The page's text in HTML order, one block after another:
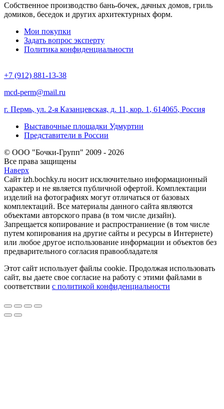
Собственное производство бань-бочек, дачных домов, гриль
домиков, беседок и других архитектурных форм.
Мои покупки
Задать вопрос эксперту
Политика конфиденциальности
+7 (912) 881-13-38
mcd-perm@mail.ru
г. Пермь, ул. 2-я Казанцевская, д. 11, кор. 1 , 614065, Россия
Выставочные площадки Удмуртии
Представители в России
© ООО "Бочки-Групп" 2009 - 2026
Все права защищены
Наверх
Сайт izh.bochky.ru носит исключительно информационный
характер и не является публичной офертой. Комплектации
изделий на фотографиях могут отличаться от базовых
комплектаций. Все материалы данного сайта являются
объектами авторского права (в том числе дизайн).
Запрещается копирование и распространиение (в том числе
путем копирования на другие сайты и ресурсы в Интернете)
или любое другое использование информации и объектов без
предварительного согласия правообладателя
Этот сайт использует файлы cookie. Продолжая использовать
сайт, вы даете свое согласие на работу с этими файлами в
соответствии с политикой конфиденциальности